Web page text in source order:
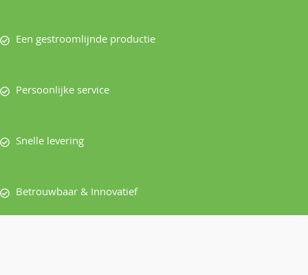
Een gestroomlijnde productie
Persoonlijke service
Snelle levering
Betrouwbaar & Innovatief